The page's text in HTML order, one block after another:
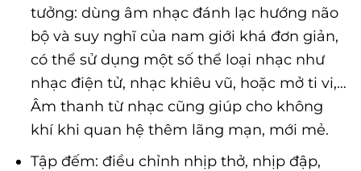
tưởng: dùng âm nhạc đánh lạc hướng não
bộ và suy nghĩ của nam giới khá đơn giản,
có thể sử dụng một số thể loại nhạc như
nhạc điện tử, nhạc khiêu vũ, hoặc mở ti vi,…
Âm thanh từ nhạc cũng giúp cho không
khí khi quan hệ thêm lãng mạn, mới mẻ.
Tập đếm: điều chỉnh nhịp thở, nhịp đập,